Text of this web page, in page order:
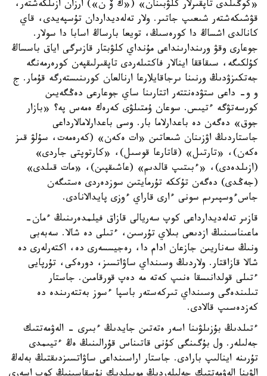
«كوڭىلدى تاپقىرلار كلۋبىنان» («ك ۆ ن») ارزان ازىلكەشتەر،
قۋشىكەشتەر شىعىپ جاتىر. ولار تەلەديداردان تۇسپەيدى، قاي
كانالدى اشساڭ دا كورەسىڭ، تويعا بارساڭ اسابا دا سولار.
جوعارى وقۋ ورىندارىنداعى مۇنداي كلۋبتار قازىرگى اياق باسساڭ
كۇلكىگە، سىقاققا اينالار فاكتىلەردى تاپقىرلىقپەن كورەرمەنگە
جەتكىزۋدىڭ ورنىنا ىرجاقايلارعا ارنالعان كورىنىستەرگە قۇمار. ج
و و- داعى ستۋدەنتتەر اتتارىنا ساي جوعارعى دەڭگەيىن
كورسەتۋگە ءتيىس. سوعان ۇمتىلۋى كەرەك ەمەس پە؟ «بازار
جوق» دەگەن دە باعدارلاما بار. وسى باعدارلامالارداعى
جاستاردىڭ اۋزىنان شىعاتىن «ات ەكەن» (كەرەمەت، سۇلۋ قىز
ەكەن)، «تارتىل» (قاتارعا قوسىل)، «كارتوپتى جاردى»
(ازىلدەدى)، «ءبىتىپ قالدىم» (عاشىقپىن)، «مات قىلدى»
(جەڭدى) دەگەن تۇككە تۇرمايتىن سوزدەردى ەستىگەن
جاسءوسپىرىم سونى ءارى قاراي ءوزى پايدالانادى.
قازىر تەلەديدارداعى كوپ سەريالى قازاق فيلمدەرىنىڭ ءمان-
ماعىناسىنىڭ ازدىعى بىلاي تۇرسىن، ءتىلى دە شالا. سەبەبى
ونىڭ سەناريىن جازعان ادام دا، رەجيسسەرى دە، اكتەرلەرى دە
شالا قازاقتار. ولاردىڭ وسىنداي ساۋاتسىز، دورەكى، تۇرپايى
ءتىلى قولدانىسقا ەنىپ كەتە مە دەپ قورقامىن. جاستار
تىلىندەگى وسىنداي تىركەستەر باسپا ءسوز بەتتەرىندە دە
كەزدەسىپ قالادى.
ءتىلدىڭ بۇزىلۋىنا اسەر ەتەتىن جايدىڭ ءبىرى - الەۋمەتتىك
جەلىلەر. ول بۇگىنگى كۇنى قاتىناس قۇرالىنىڭ ەڭ ءتيىمدى
تۇرىنە اينالىپ بارادى. جاستار اراسىنداعى ساۋاتسىزدىقتىڭ بەلەڭ